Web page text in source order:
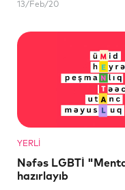
13/Feb/20
YERLI
Nəfəs LGBTİ
hazırlayıb